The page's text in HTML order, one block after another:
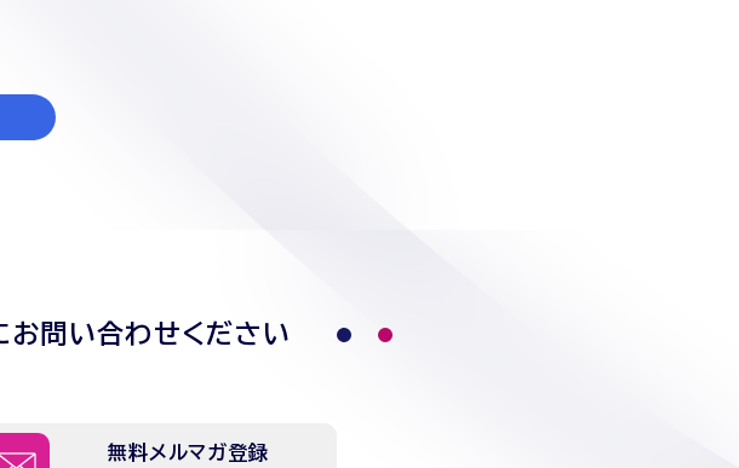
お問い合わせください
無料メルマガ登録